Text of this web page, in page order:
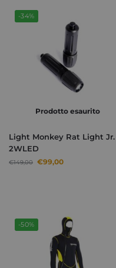
-34%
Prodotto esaurito
Light Monkey Rat Light Jr.
2WLED
€149,00 €99,00
-50%